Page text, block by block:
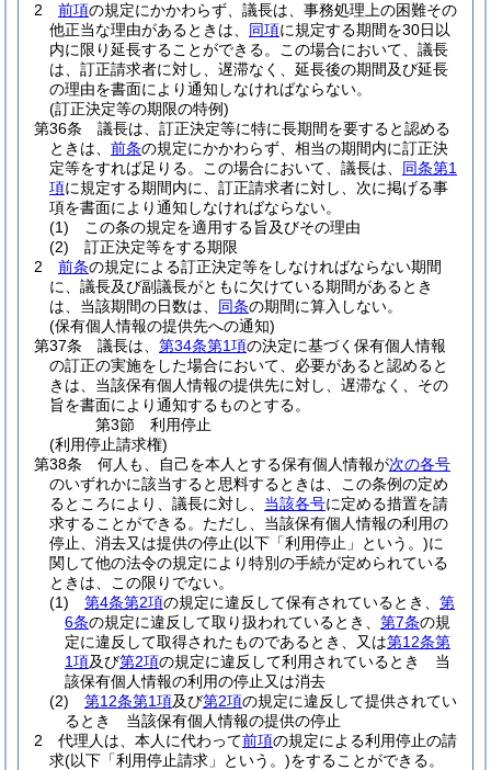
2
前項の規定にかかわらず、議長は、事務処理上の困難その
他正当な理由があるときは、 同項に規定する期間を30日以
内に限り延長することができる。
この場合において、議長
は、訂正請求者に対し、遅滞なく、延長後の期間及び延長
の理由を書面により通知しなければならない。
(訂正決定等の期限の特例)
第36条
議長は、訂正決定等に特に長期間を要すると認める
ときは、 前条の規定にかかわらず、相当の期間内に訂正決
定等をすれば足りる。
この場合において、議長は、 同条第1
項に規定する期間内に、訂正請求者に対し、次に掲げる事
項を書面により通知しなければならない。
(1)
この条の規定を適用する旨及びその理由
(2)
訂正決定等をする期限
2
前条の規定による訂正決定等をしなければならない期間
に、議長及び副議長がともに欠けている期間があるとき
は、当該期間の日数は、 同条の期間に算入しない。
(保有個人情報の提供先への通知)
第37条
議長は、 第34条第1項の決定に基づく保有個人情報
の訂正の実施をした場合において、必要があると認めると
きは、当該保有個人情報の提供先に対し、遅滞なく、その
旨を書面により通知するものとする。
第3節
利用停止
(利用停止請求権)
第38条
何人も、自己を本人とする保有個人情報が次の各号
のいずれかに該当すると思料するときは、この条例の定め
るところにより、議長に対し、 当該各号に定める措置を請
求することができる。 ただし、当該保有個人情報の利用の
停止、消去又は提供の停止(以下「利用停止」という。)に
関して他の法令の規定により特別の手続が定められている
ときは、この限りでない。
(1)
第4条第2項の規定に違反して保有されているとき、 第
6条の規定に違反して取り扱われているとき、 第7条の規
定に違反して取得されたものであるとき、又は第12条第
1項及び第2項の規定に違反して利用されているとき 当
該保有個人情報の利用の停止又は消去
(2)
第12条第1項及び第2項の規定に違反して提供されてい
るとき 当該保有個人情報の提供の停止
2
代理人は、本人に代わって前項の規定による利用停止の請
求(以下「利用停止請求」という。)をすることができる。